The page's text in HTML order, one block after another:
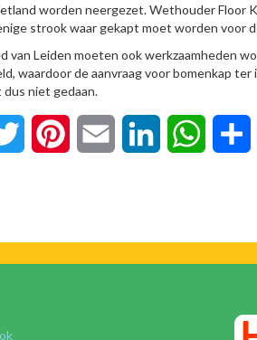
worden neergezet. Wethouder Floor
strook waar gekapt moet worden voor
van Leiden moeten ook werkzaamheden
waardoor de aanvraag voor bomenkap
niet gedaan.
Twitter Pinterest Email LinkedIn